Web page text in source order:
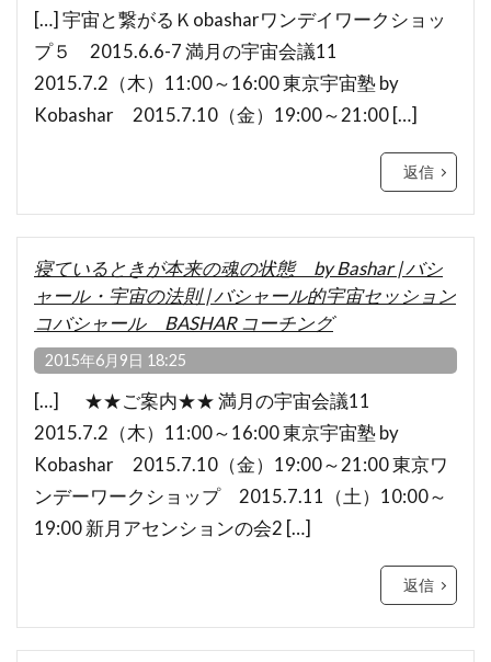
[…] 宇宙と繋がるＫobasharワンデイワークショッ
プ５ 2015.6.6-7 満月の宇宙会議11
2015.7.2（木）11:00～16:00 東京宇宙塾 by
Kobashar 2015.7.10（金）19:00～21:00 […]
返信
寝ているときが本来の魂の状態 by Bashar | バシ
ャール・宇宙の法則 | バシャール的宇宙セッション
コバシャール BASHAR コーチング
2015年6月9日 18:25
[…] ★★ご案内★★ 満月の宇宙会議11
2015.7.2（木）11:00～16:00 東京宇宙塾 by
Kobashar 2015.7.10（金）19:00～21:00 東京ワ
ンデーワークショップ 2015.7.11（土）10:00～
19:00 新月アセンションの会2 […]
返信